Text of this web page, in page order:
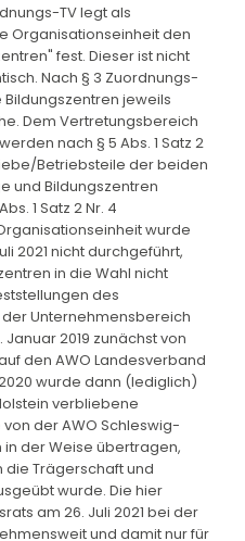
TV legt als
Organisationseinheit den
fest. Dieser ist nicht
Nach § 3 Zuordnungs-
jeweils
Dem Vertretungsbereich
nach § 5 Abs. 1 Satz 2
Betriebsteile der beiden
und Bildungszentren
1 Satz 2 Nr. 4
wurde
2021 nicht durchgeführt,
in die Wahl nicht
des
Unternehmensbereich
2019 zunächst von
den AWO Landesverband
wurde dann (lediglich)
verbliebene
der AWO Schleswig-
der Weise übertragen,
die Trägerschaft und
wurde. Die hier
am 26. Juli 2021 bei der
und damit nur für